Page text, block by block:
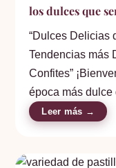
los dulces que
“Dulces Delicias
Tendencias más
Confites”
época más
Leer más →